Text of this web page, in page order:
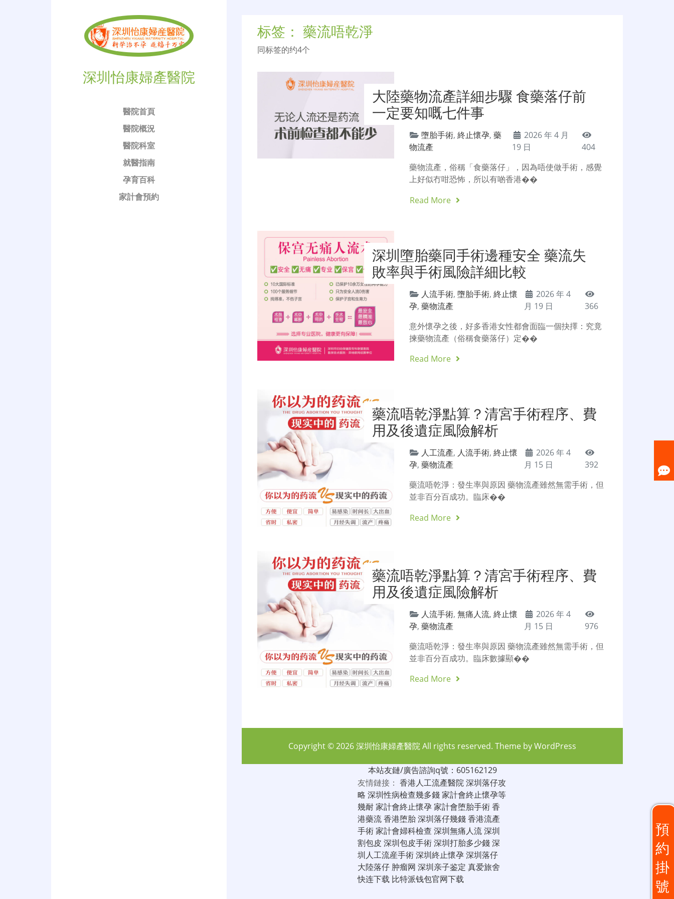
深圳怡康婦產醫院
醫院首頁
醫院概況
醫院科室
就醫指南
孕育百科
家計會預約
标签： 藥流唔乾淨
同标签的约4个
大陸藥物流產詳細步驟 食藥落仔前
一定要知嘅七件事
墮胎手術,終止懷孕,藥
物流產
2026 年 4 月
19 日
404
藥物流產，俗稱「食藥落仔」，因為唔使做手術，感覺
上好似冇咁恐怖，所以有啲香港��
Read More
深圳墮胎藥同手術邊種安全 藥流失
敗率與手術風險詳細比較
人流手術,墮胎手術,終止懷
孕,藥物流產
2026 年 4
月 19 日
366
意外懷孕之後，好多香港女性都會面臨一個抉擇：究竟
揀藥物流產（俗稱食藥落仔）定��
Read More
藥流唔乾淨點算？清宮手術程序、費
用及後遺症風險解析
人工流產, 人流手術,終止懷
孕,藥物流產
2026 年 4
月 15 日
392
藥流唔乾淨：發生率與原因 藥物流產雖然無需手術，但
並非百分百成功。臨床��
Read More
藥流唔乾淨點算？清宮手術程序、費
用及後遺症風險解析
人流手術,無痛人流,終止懷
孕,藥物流產
2026 年 4
月 15 日
976
藥流唔乾淨：發生率與原因 藥物流產雖然無需手術，但
並非百分百成功。臨床數據顯��
Read More
預
約
掛
號
Copyright © 2026深圳怡康婦產醫院All rights reserved. Theme byWordPress
本站友鏈/廣告諮詢q號：605162129
友情鏈接： 香港人工流產醫院深圳落仔攻
略 深圳性病檢查幾多錢家計會終止懷孕等
幾耐家計會終止懷孕家計會堕胎手術香
港藥流香港堕胎深圳落仔幾錢香港流產
手術家計會婦科檢查 深圳無痛人流深圳
割包皮 深圳包皮手術深圳打胎多少錢深
圳人工流産手術深圳終止懷孕深圳落仔
大陸落仔 肿瘤网 深圳亲子鉴定 真爱旅舍
快连下载 比特派钱包官网下载